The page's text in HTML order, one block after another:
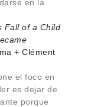
en la
Fall of a Child
+ Clément
el foco en
es dejar de
porque